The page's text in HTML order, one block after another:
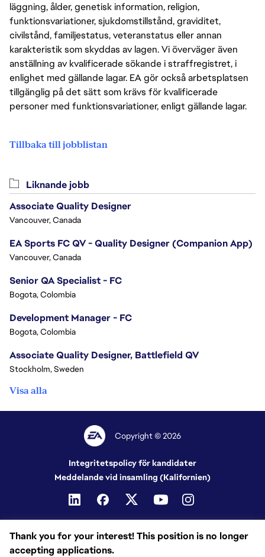
läggning, ålder, genetisk information, religion,
funktionsvariationer, sjukdomstillstånd, graviditet,
civilstånd, familjestatus, veteranstatus eller annan
karakteristik som skyddas av lagen. Vi överväger även
anställning av kvalificerade sökande i straffregistret, i
enlighet med gällande lagar. EA gör också arbetsplatsen
tillgänglig på det sätt som krävs för kvalificerade
personer med funktionsvariationer, enligt gällande lagar.
Tillbaka till jobblistan
Thank you for your interest! This position is no longer
accepting applications.
Liknande jobb
Associate Quality Designer
Vancouver, Canada
EA Sports FC QV - Quality Designer (Companion App)
Vancouver, Canada
Senior QA Specialist - FC
Bogota, Colombia
Development Manager - FC
Bogota, Colombia
Associate Quality Designer, Battlefield QV
Stockholm, Sweden
Visa alla
Copyright © 2026
Integritetspolicy för kandidater
Meddelande vid insamling (Kalifornien)